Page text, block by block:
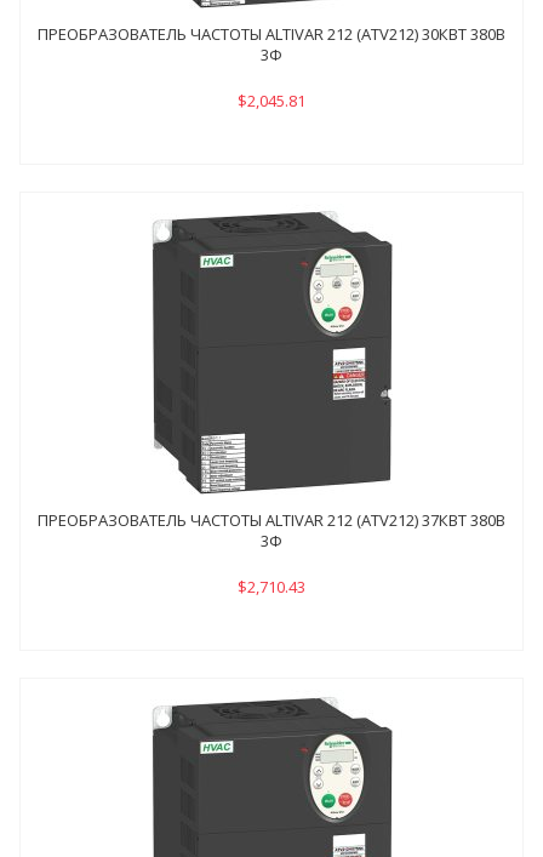
ПРЕОБРАЗОВАТЕЛЬ ЧАСТОТЫ ALTIVAR 212 (ATV212) 30КВТ 380В
3Ф
$2,045.81
ПРЕОБРАЗОВАТЕЛЬ ЧАСТОТЫ ALTIVAR 212 (ATV212) 37КВТ 380В
3Ф
$2,710.43